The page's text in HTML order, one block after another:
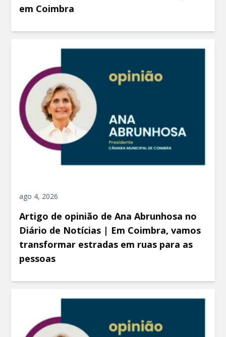
em Coimbra
ago 4, 2026
Artigo de opinião de Ana Abrunhosa no
Diário de Notícias | Em Coimbra, vamos
transformar estradas em ruas para as
pessoas